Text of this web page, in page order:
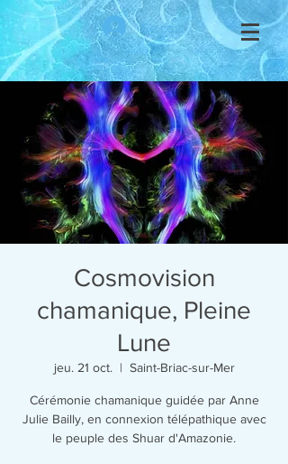
Se connecter
Cosmovision
chamanique, Pleine
Lune
jeu. 21 oct.
  |
Saint-Briac-sur-Mer
Cérémonie chamanique guidée par Anne
Julie Bailly, en connexion télépathique avec